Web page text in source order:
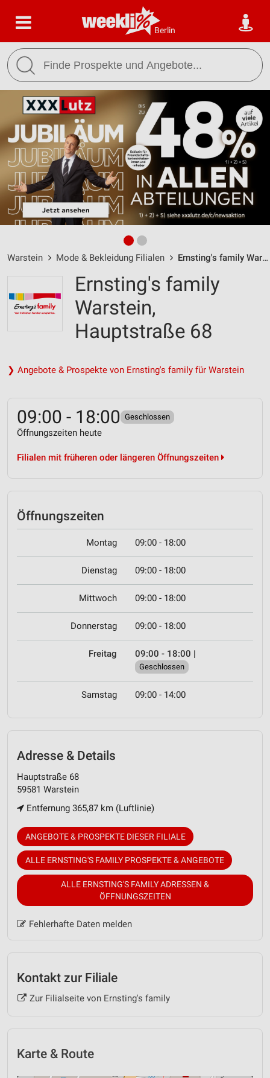
Berlin
Warstein Mode & Bekleidung Filialen Ernsting's family Warstein / Hauptstraße 68 - Öffnungszeiten & Adresse
Ernsting's family
Warstein,
Hauptstraße 68
❯ Angebote & Prospekte von Ernsting's family für Warstein
09:00 - 18:00 Geschlossen
Öffnungszeiten heute
Filialen mit früheren oder längeren Öffnungszeiten
Öffnungszeiten
Montag 09:00 - 18:00
Dienstag 09:00 - 18:00
Mittwoch 09:00 - 18:00
Donnerstag 09:00 - 18:00
Freitag 09:00 - 18:00 |
Geschlossen
Samstag 09:00 - 14:00
Adresse & Details
Hauptstraße 68
59581 Warstein
Entfernung 365,87 km (Luftlinie)
ANGEBOTE & PROSPEKTE DIESER FILIALE
ALLE ERNSTING'S FAMILY PROSPEKTE & ANGEBOTE
ALLE ERNSTING'S FAMILY ADRESSEN &
ÖFFNUNGSZEITEN
Fehlerhafte Daten melden
Kontakt zur Filiale
Zur Filialseite von Ernsting's family
Karte & Route